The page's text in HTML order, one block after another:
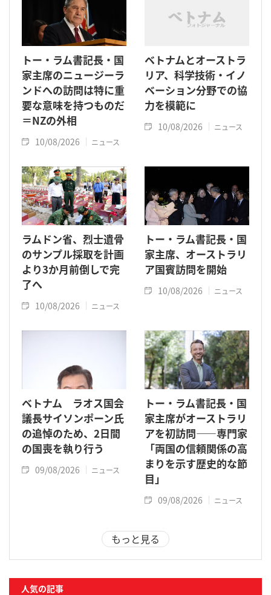
トー・ラム書記長・国
家主席のニュージーラ
ンドへの訪問は特に重
要な意味を持つものだ
＝NZの外相
10/08/2026 ニュース
ベトナムとオーストラ
リア、科学技術・イノ
ベーション分野での協
力を模範に
10/08/2026 ニュース
ラムドン省、烈士遺骨
のサンプル採取を計画
より3か月前倒しで完
了へ
10/08/2026 ニュース
トー・ラム書記長・国
家主席、オーストラリ
ア国賓訪問を開始
10/08/2026 ニュース
ベトナム ラオス国会
議長サイソンポーン氏
の追悼のため、2日間
の国喪を執り行う
09/08/2026 ニュース
トー・ラム書記長・国
家主席がオーストラリ
アを初訪問――専門家
「両国の信頼関係の高
まりを示す歴史的な節
目」
09/08/2026 ニュース
もっと見る
人気の記事